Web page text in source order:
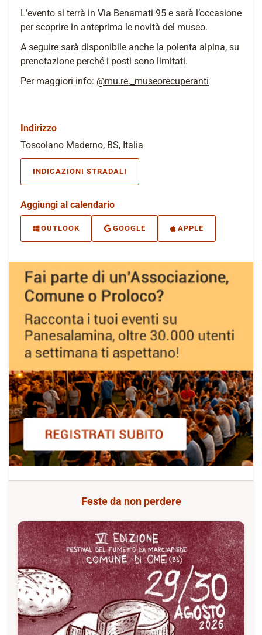
L’evento si terrà in Via Benamati 95 e sarà l’occasione
per scoprire in anteprima le novità del museo.
A seguire sarà disponibile anche la polenta alpina, su
prenotazione perché i posti sono limitati.
Per maggiori info: @mu.re._museorecuperanti
Indirizzo
Toscolano Maderno, BS, Italia
INDICAZIONI STRADALI
Aggiungi al calendario
OUTLOOK GOOGLE APPLE
Feste da non perdere